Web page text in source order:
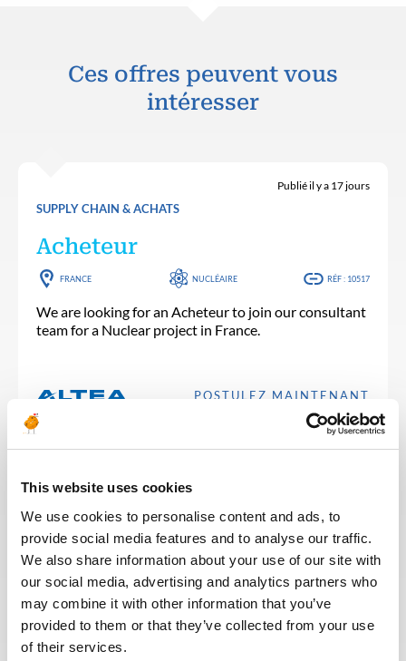
This website uses cookies
We use cookies to personalise content and ads, to
provide social media features and to analyse our traffic.
We also share information about your use of our site with
our social media, advertising and analytics partners who
may combine it with other information that you’ve
provided to them or that they’ve collected from your use
of their services.
Ces offres peuvent vous
intéresser
SUPPLY CHAIN & ACHATS
Publié il y a 17 jours
Acheteur
FRANCE NUCLÉAIRE RÉF : 10517
We are looking for an Acheteur to join our consultant
team for a Nuclear project in France.
POSTULEZ MAINTENANT
SUPPLY CHAIN & ACHATS
Publié il y a 22 jours
Material Assistant
We are looking for a Material Assistant to join our